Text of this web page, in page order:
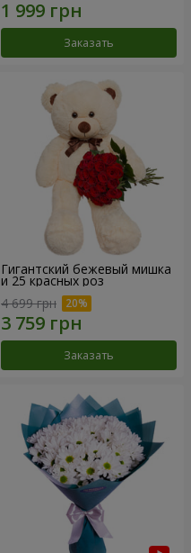
Заказать
Гигантский бежевый мишка
и 25 красных роз
4 699 грн
Заказать